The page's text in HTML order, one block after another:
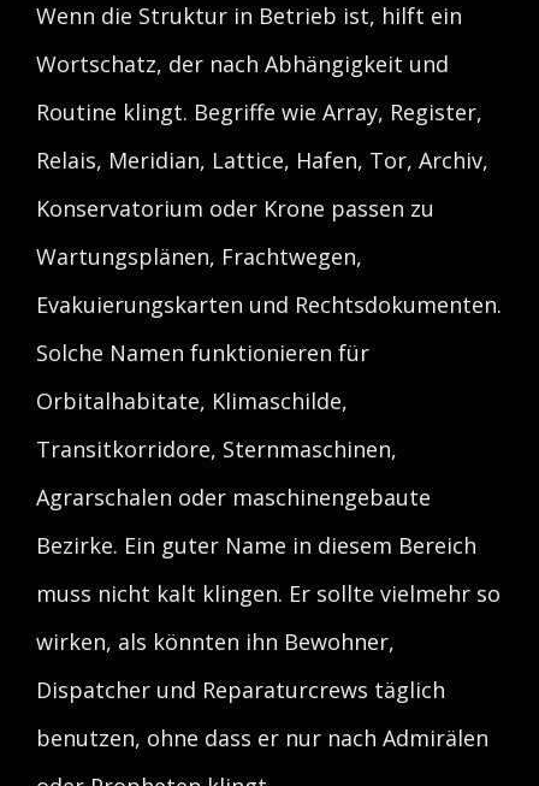
Wenn die Struktur in Betrieb ist, hilft ein
Wortschatz, der nach Abhängigkeit und
Routine klingt. Begriffe wie Array, Register,
Relais, Meridian, Lattice, Hafen, Tor, Archiv,
Konservatorium oder Krone passen zu
Wartungsplänen, Frachtwegen,
Evakuierungskarten und Rechtsdokumenten.
Solche Namen funktionieren für
Orbitalhabitate, Klimaschilde,
Transitkorridore, Sternmaschinen,
Agrarschalen oder maschinengebaute
Bezirke. Ein guter Name in diesem Bereich
muss nicht kalt klingen. Er sollte vielmehr so
wirken, als könnten ihn Bewohner,
Dispatcher und Reparaturcrews täglich
benutzen, ohne dass er nur nach Admirälen